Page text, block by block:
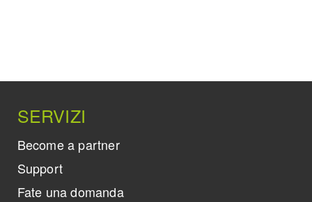
SERVIZI
Become a partner
Support
Fate una domanda